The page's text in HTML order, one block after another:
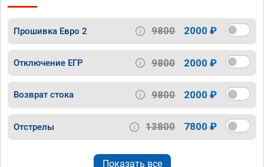
Прошивка Евро 2 9800 2000 ₽
Отключение ЕГР 9800 2000 ₽
Возврат стока 9800 2000 ₽
Отстрелы 13800 7800 ₽
Показать все